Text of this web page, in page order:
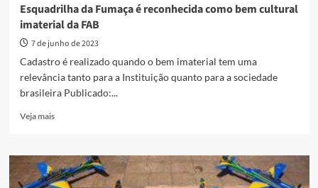
Esquadrilha da Fumaça é reconhecida como bem cultural
imaterial da FAB
7 de junho de 2023
Cadastro é realizado quando o bem imaterial tem uma
relevância tanto para a Instituição quanto para a sociedade
brasileira Publicado:...
Veja maisRead
Esquadrilha
da
Fumaça